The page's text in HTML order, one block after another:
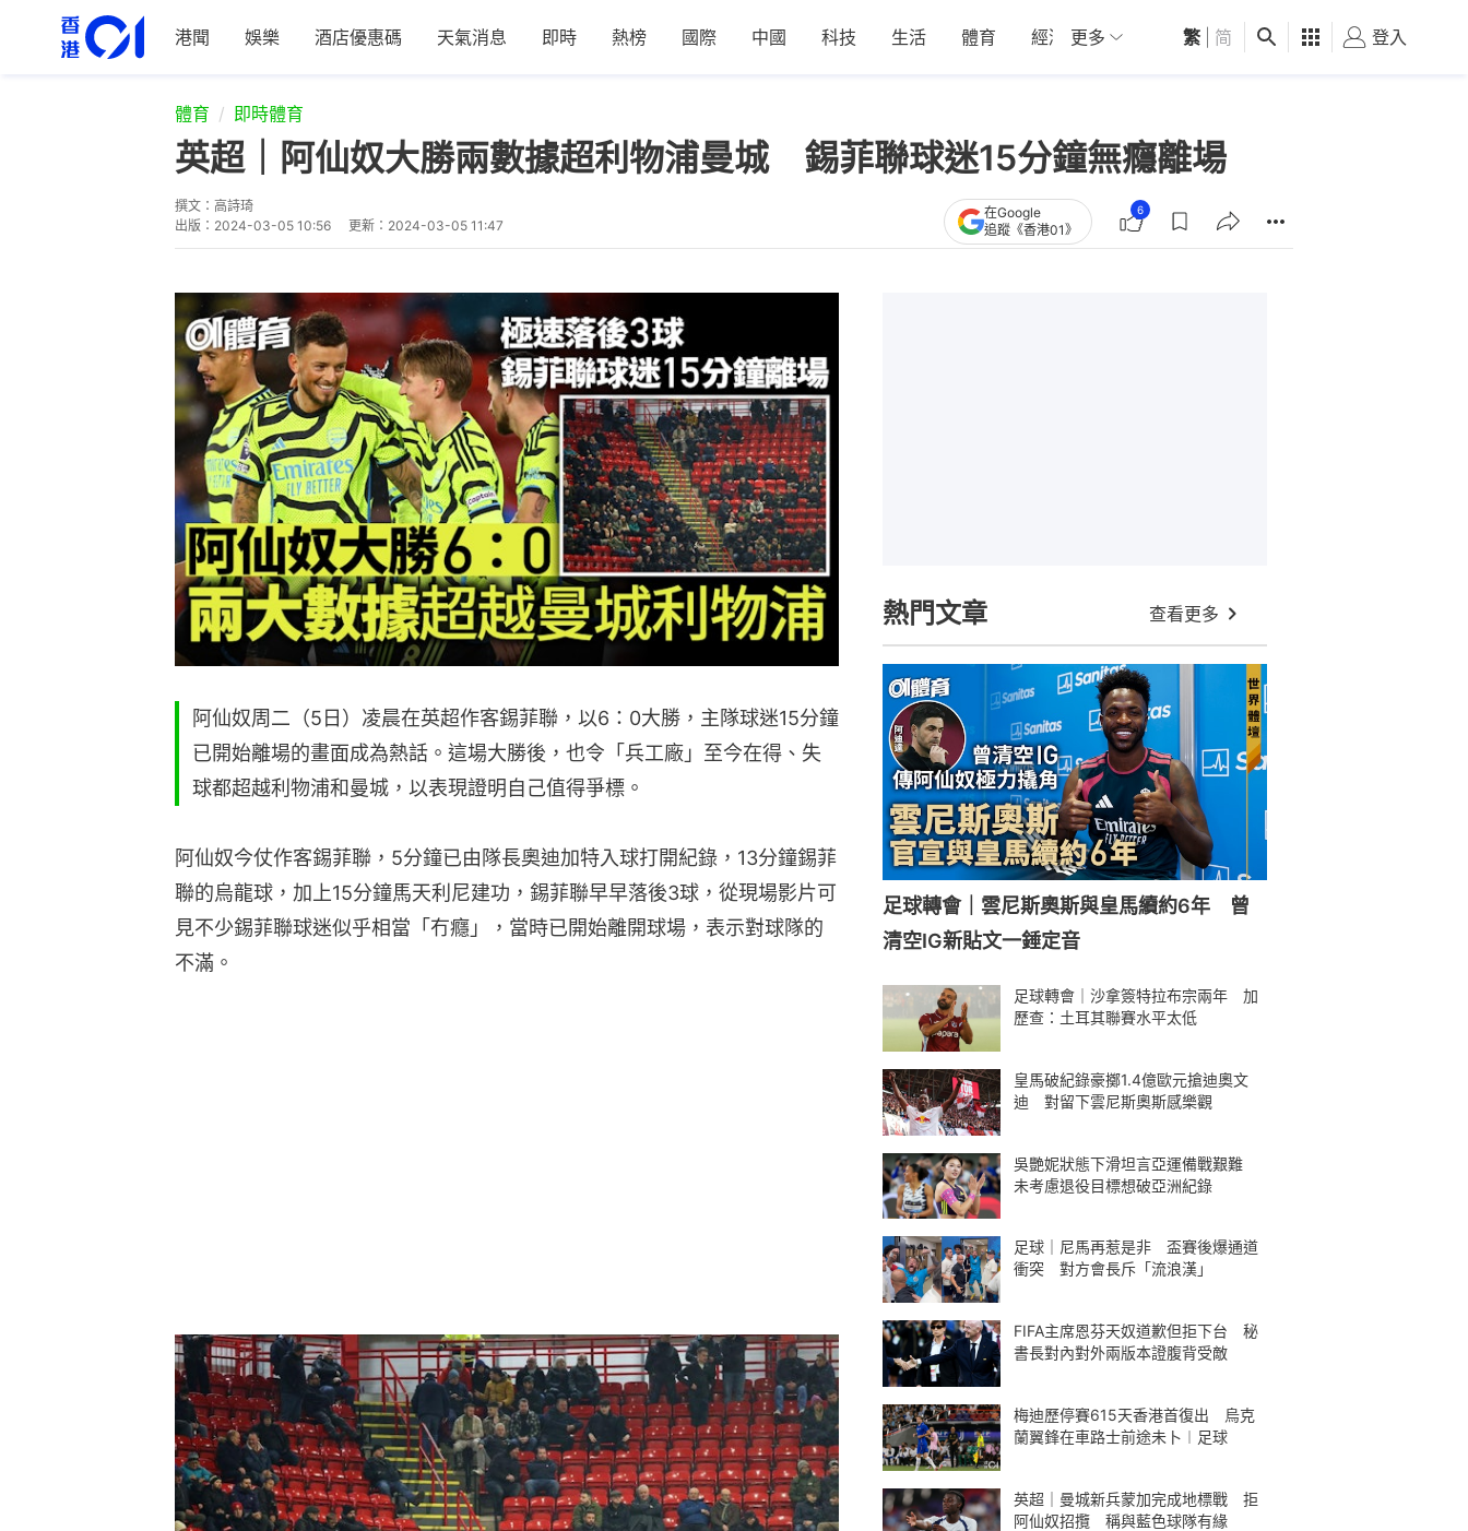
港聞 娛樂 酒店優惠碼 天氣消息 即時 熱榜 國際 中國 科技 生活 體育 經濟 01深圳 觀點 健康 好食玩飛
更多 繁 简 登入
體育 即時體育
英超｜阿仙奴大勝兩數據超利物浦曼城 錫菲聯球迷15分鐘無癮離場
撰文： 高詩琦
出版： 2024-03-05 10:56 更新： 2024-03-05 11:47
在Google
追蹤《香港01》
6
阿仙奴周二（5日）凌晨在英超作客錫菲聯，以6：0大勝，主隊球迷15分鐘
已開始離場的畫面成為熱話。這場大勝後，也令「兵工廠」至今在得、失
球都超越利物浦和曼城，以表現證明自己值得爭標。
阿仙奴今仗作客錫菲聯，5分鐘已由隊長奧迪加特入球打開紀錄，13分鐘錫菲
聯的烏龍球，加上15分鐘馬天利尼建功，錫菲聯早早落後3球，從現場影片可
見不少錫菲聯球迷似乎相當「冇癮」，當時已開始離開球場，表示對球隊的
不滿。
熱門文章 查看更多
足球轉會｜雲尼斯奧斯與皇馬續約6年 曾
清空IG新貼文一錘定音
足球轉會｜沙拿簽特拉布宗兩年 加
歷查：土耳其聯賽水平太低
皇馬破紀錄豪擲1.4億歐元搶迪奧文
迪 對留下雲尼斯奧斯感樂觀
吳艷妮狀態下滑坦言亞運備戰艱難
未考慮退役目標想破亞洲紀錄
足球｜尼馬再惹是非 盃賽後爆通道
衝突 對方會長斥「流浪漢」
FIFA主席恩芬天奴道歉但拒下台 秘
書長對內對外兩版本證腹背受敵
梅迪歷停賽615天香港首復出 烏克
蘭翼鋒在車路士前途未卜︱足球
英超｜曼城新兵蒙加完成地標戰 拒
阿仙奴招攬 稱與藍色球隊有緣